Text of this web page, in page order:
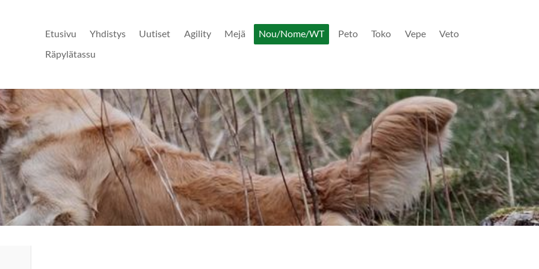
Etusivu Yhdistys Uutiset Agility Mejä Nou/Nome/WT Peto Toko Vepe
Veto
Räpylätassu